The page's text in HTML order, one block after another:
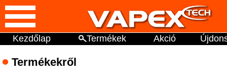
Kezdőlap Termékek Akció
Termékekről